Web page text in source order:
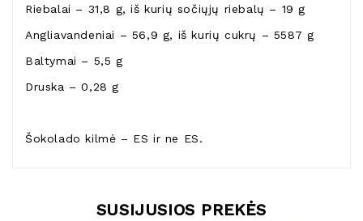
Riebalai – 31,8 g, iš kurių sočiųjų riebalų – 19 g
Angliavandeniai – 56,9 g, iš kurių cukrų – 5587 g
Baltymai – 5,5 g
Druska – 0,28 g
Šokolado kilmė – ES ir ne ES.
SUSIJUSIOS PREKĖS